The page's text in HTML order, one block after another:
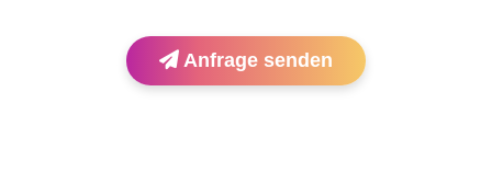
Anfrage senden